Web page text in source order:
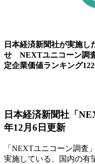
日本経済新聞社が実施し
せ NEXTユニコーン調査
定企業価値ランキング
日本経済新聞社「
年12月6日更新
「NEXTユニコーン調査
実施している、国内の有